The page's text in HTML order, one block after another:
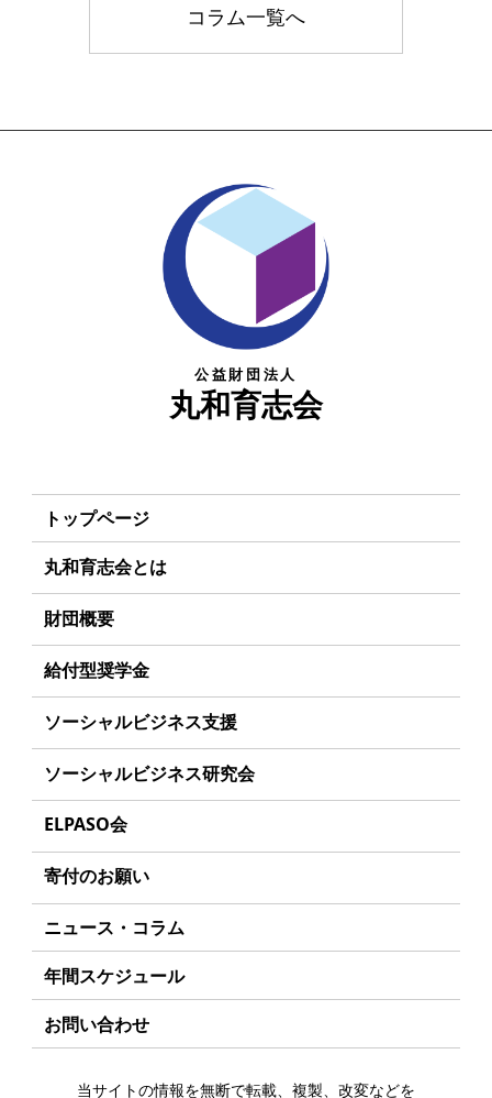
コラム一覧へ
公益財団法人
丸和育志会
トップページ
丸和育志会とは
理事長あいさつ
丸和育志会の目指す未来
学生のみなさんへ
起業を考えているみなさんへ
応援したいみなさんへ
財団概要
理念
組織
年間スケジュール
定款
個人情報保護方針
アクセス
給付型奨学金
事業方針
給付型奨学金とは
ソーシャルビジネス支援
事業方針
募集要項
ソーシャルビジネスとは
受賞者一覧
ソーシャルビジネス研究会
研究会のねらい
研究会一覧
ELPASO会
ELPASO会とは
会員限定ページ
寄付のお願い
お手続き
寄付支援者
ニュース・コラム
年間スケジュール
お問い合わせ
当サイトの情報を無断で転載、複製、改変などを